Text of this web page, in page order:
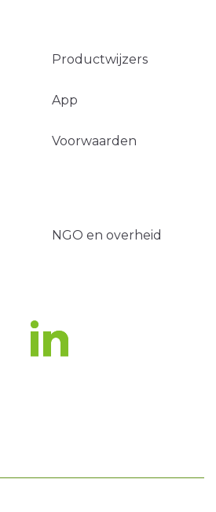
Productwijzers
App
Voorwaarden
NGO en overheid